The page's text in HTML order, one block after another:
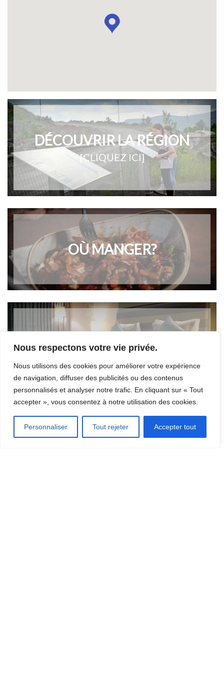
Nous respectons votre vie privée.
Nous utilisons des cookies pour améliorer votre expérience
de navigation, diffuser des publicités ou des contenus
personnalisés et analyser notre trafic. En cliquant sur « Tout
accepter », vous consentez à notre utilisation des cookies.
Personnaliser Tout rejeter Accepter tout
DÉCOUVRIR LA RÉGION
[CLIQUEZ ICI]
OÙ MANGER?
OÙ DORMIR?
INSCRIRE UN ÉVÉNEMENT